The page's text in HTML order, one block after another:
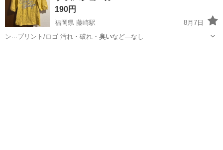
190円
福岡県 藤崎駅
8月7日
ン···プリント/ロゴ 汚れ・破れ・ 臭いなど···なし